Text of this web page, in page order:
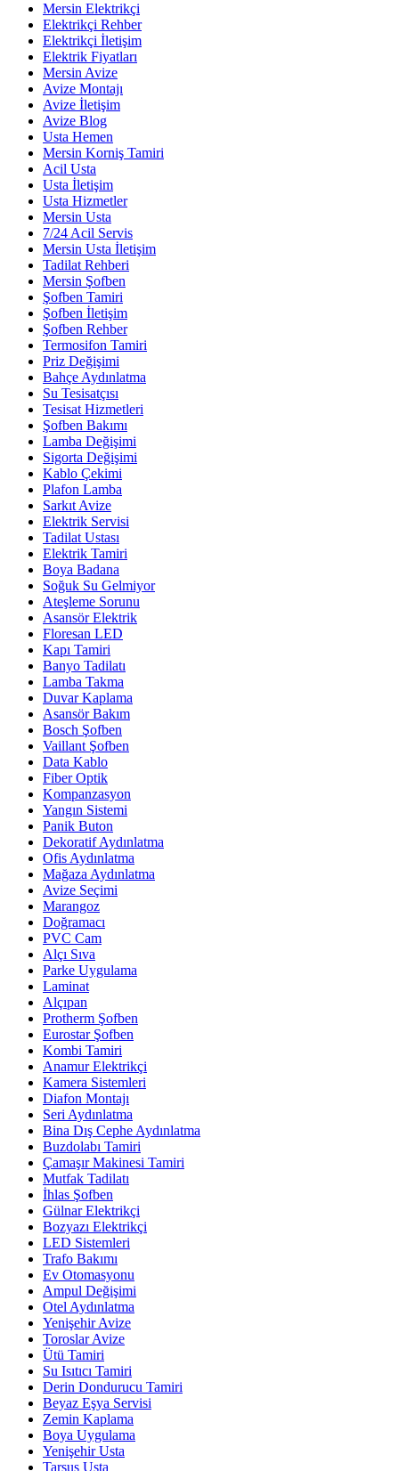
Mersin Elektrikçi
Elektrikçi Rehber
Elektrikçi İletişim
Elektrik Fiyatları
Mersin Avize
Avize Montajı
Avize İletişim
Avize Blog
Usta Hemen
Mersin Korniş Tamiri
Acil Usta
Usta İletişim
Usta Hizmetler
Mersin Usta
7/24 Acil Servis
Mersin Usta İletişim
Tadilat Rehberi
Mersin Şofben
Şofben Tamiri
Şofben İletişim
Şofben Rehber
Termosifon Tamiri
Priz Değişimi
Bahçe Aydınlatma
Su Tesisatçısı
Tesisat Hizmetleri
Şofben Bakımı
Lamba Değişimi
Sigorta Değişimi
Kablo Çekimi
Plafon Lamba
Sarkıt Avize
Elektrik Servisi
Tadilat Ustası
Elektrik Tamiri
Boya Badana
Soğuk Su Gelmiyor
Ateşleme Sorunu
Asansör Elektrik
Floresan LED
Kapı Tamiri
Banyo Tadilatı
Lamba Takma
Duvar Kaplama
Asansör Bakım
Bosch Şofben
Vaillant Şofben
Data Kablo
Fiber Optik
Kompanzasyon
Yangın Sistemi
Panik Buton
Dekoratif Aydınlatma
Ofis Aydınlatma
Mağaza Aydınlatma
Avize Seçimi
Marangoz
Doğramacı
PVC Cam
Alçı Sıva
Parke Uygulama
Laminat
Alçıpan
Protherm Şofben
Eurostar Şofben
Kombi Tamiri
Anamur Elektrikçi
Kamera Sistemleri
Diafon Montajı
Seri Aydınlatma
Bina Dış Cephe Aydınlatma
Buzdolabı Tamiri
Çamaşır Makinesi Tamiri
Mutfak Tadilatı
İhlas Şofben
Gülnar Elektrikçi
Bozyazı Elektrikçi
LED Sistemleri
Trafo Bakımı
Ev Otomasyonu
Ampul Değişimi
Otel Aydınlatma
Yenişehir Avize
Toroslar Avize
Ütü Tamiri
Su Isıtıcı Tamiri
Derin Dondurucu Tamiri
Beyaz Eşya Servisi
Zemin Kaplama
Boya Uygulama
Yenişehir Usta
Tarsus Usta